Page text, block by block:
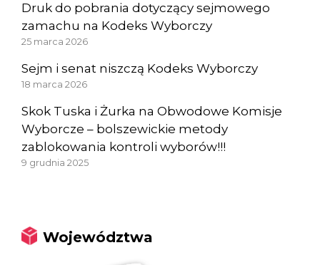
Druk do pobrania dotyczący sejmowego
zamachu na Kodeks Wyborczy
25 marca 2026
Sejm i senat niszczą Kodeks Wyborczy
18 marca 2026
Skok Tuska i Żurka na Obwodowe Komisje
Wyborcze – bolszewickie metody
zablokowania kontroli wyborów!!!
9 grudnia 2025
Województwa